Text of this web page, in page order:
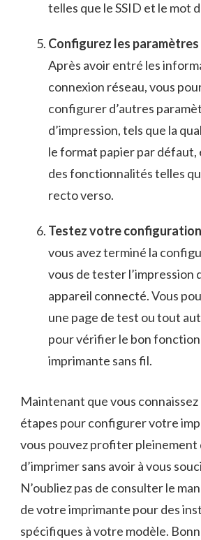
telles ⁢que le SSID et le mot
Configurez les paramètres
Après avoir entré les
connexion réseau, ‌vous
configurer ​d’autres
d’impression, tels que la
le format papier par défaut,
des fonctionnalités telles
recto verso.
Testez votre
vous avez terminé la
vous ⁣de tester ⁤l’impression
appareil⁢ connecté. Vous
une page de test ou tout
pour vérifier le bon
imprimante sans fil.
Maintenant que vous
étapes pour configurer votre
vous⁢ pouvez profiter pleinement
d’imprimer sans avoir à vous‌
N’oubliez pas de consulter ⁤le
de​ votre ‍imprimante ⁤pour des
spécifiques à votre modèle.⁤